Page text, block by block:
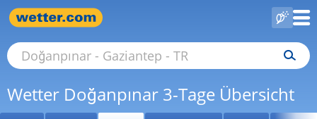
Wetter Doğanpınar 3-Tage Übersicht